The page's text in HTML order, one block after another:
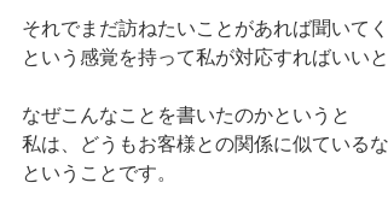
それでまだ訪ねたいことがあれば聞いて
という感覚を持って私が対応すればいい
なぜこんなことを書いたのかというと
私は、どうもお客様との関係に似ているな
ということです。